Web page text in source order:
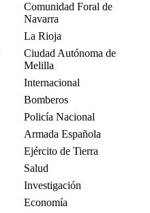
Comunidad Foral de
Navarra
La Rioja
Ciudad Autónoma de
Melilla
Internacional
Bomberos
Policía Nacional
Armada Española
Ejército de Tierra
Salud
Investigación
Economía